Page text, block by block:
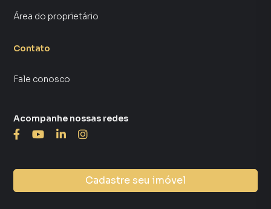
Área do proprietário
Contato
Fale conosco
Cadastre seu imóvel
Acompanhe nossas redes